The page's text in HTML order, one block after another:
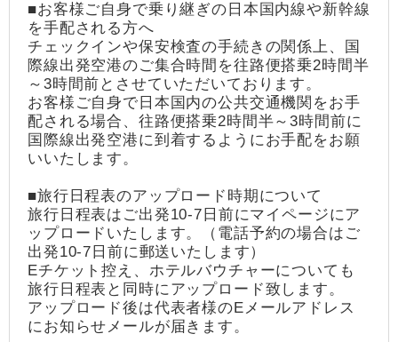
■お客様ご自身で乗り継ぎの日本国内線や新幹線
を手配される方へ
チェックインや保安検査の手続きの関係上、国
際線出発空港のご集合時間を往路便搭乗2時間半
～3時間前とさせていただいております。
お客様ご自身で日本国内の公共交通機関をお手
配される場合、往路便搭乗2時間半～3時間前に
国際線出発空港に到着するようにお手配をお願
いいたします。
■旅行日程表のアップロード時期について
旅行日程表はご出発10-7日前にマイページにア
ップロードいたします。（電話予約の場合はご
出発10-7日前に郵送いたします）
Eチケット控え、ホテルバウチャーについても
旅行日程表と同時にアップロード致します。
アップロード後は代表者様のEメールアドレス
にお知らせメールが届きます。